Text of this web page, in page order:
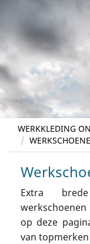
WERKKLEDING
Extra
op deze
van